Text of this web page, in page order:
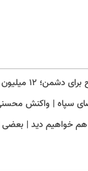
۲۰۰ هزار دلار
سپاه | واکنش
خواهیم دید | بعضی